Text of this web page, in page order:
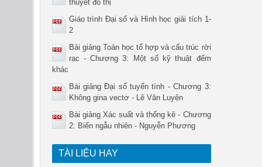
thuyết đồ thị
Giáo trình Đại số và Hình học giải tích 1-
2
Bài giảng Toán học tổ hợp và cấu trúc rời
rạc - Chương 3: Một số kỹ thuật đếm
khác
Bài giảng Đại số tuyến tính - Chương 3:
Không gina vectơ - Lê Văn Luyện
Bài giảng Xác suất và thống kê - Chương
2: Biến ngẫu nhiên - Nguyễn Phương
TÀI LIỆU HAY